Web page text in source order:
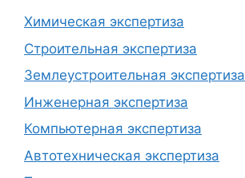
Химическая экспертиза
Строительная экспертиза
Землеустроительная экспертиза
Инженерная экспертиза
Компьютерная экспертиза
Автотехническая экспертиза